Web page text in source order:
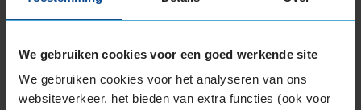
We gebruiken cookies voor een goed werkende site
We gebruiken cookies voor het analyseren van ons
websiteverkeer, het bieden van extra functies (ook voor
C